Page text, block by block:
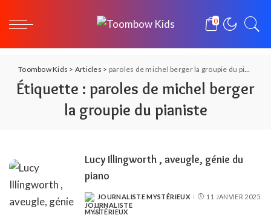
0
Toombow Kids > Articles > paroles de michel berger la groupie du pianiste
Étiquette : paroles de michel berger
la groupie du pianiste
Lucy Illingworth , aveugle, génie du
piano
POSTED
BY
JOURNALISTE MYSTÉRIEUX 11 JANVIER 2025